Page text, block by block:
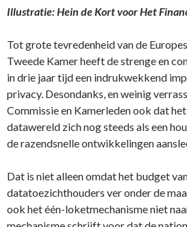
Illustratie: Hein de Kort voor Het
Tot grote tevredenheid van de
Tweede Kamer heeft de strenge en
in drie jaar tijd een indrukwekkend
privacy. Desondanks, en weinig
Commissie en Kamerleden ook dat
datawereld zich nog steeds als een
de razendsnelle ontwikkelingen
Dat is niet alleen omdat het budget
datatoezichthouders ver onder de
ook het één-loketmechanisme niet